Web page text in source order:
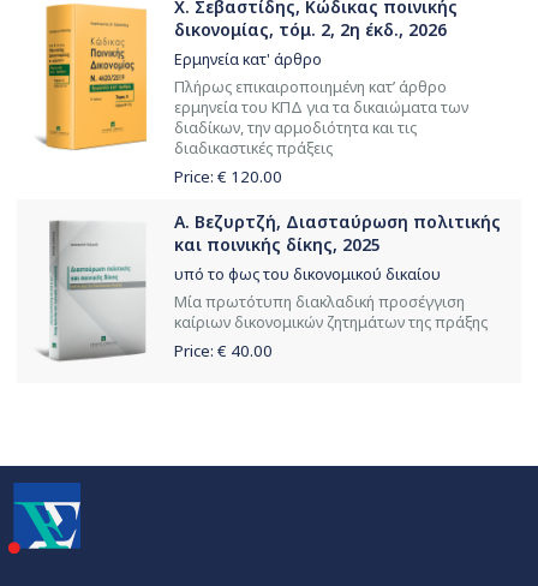
Χ. Σεβαστίδης, Κώδικας ποινικής
δικονομίας, τόμ. 2, 2η έκδ., 2026
Ερμηνεία κατ' άρθρο
Πλήρως επικαιροποιημένη κατ’ άρθρο
ερμηνεία του ΚΠΔ για τα δικαιώματα των
διαδίκων, την αρμοδιότητα και τις
διαδικαστικές πράξεις
Price: € 120.00
Α. Βεζυρτζή, Διασταύρωση πολιτικής
και ποινικής δίκης, 2025
υπό το φως του δικονομικού δικαίου
Μία πρωτότυπη διακλαδική προσέγγιση
καίριων δικονομικών ζητημάτων της πράξης
Price: € 40.00